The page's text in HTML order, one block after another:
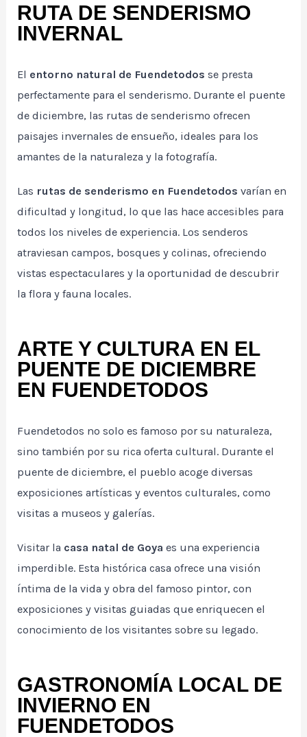
RUTA DE SENDERISMO
INVERNAL
El entorno natural de Fuendetodos se presta
perfectamente para el senderismo. Durante el puente
de diciembre, las rutas de senderismo ofrecen
paisajes invernales de ensueño, ideales para los
amantes de la naturaleza y la fotografía.
Las rutas de senderismo en Fuendetodos varían en
dificultad y longitud, lo que las hace accesibles para
todos los niveles de experiencia. Los senderos
atraviesan campos, bosques y colinas, ofreciendo
vistas espectaculares y la oportunidad de descubrir
la flora y fauna locales.
ARTE Y CULTURA EN EL
PUENTE DE DICIEMBRE
EN FUENDETODOS
Fuendetodos no solo es famoso por su naturaleza,
sino también por su rica oferta cultural. Durante el
puente de diciembre, el pueblo acoge diversas
exposiciones artísticas y eventos culturales, como
visitas a museos y galerías.
Visitar la casa natal de Goya es una experiencia
imperdible. Esta histórica casa ofrece una visión
íntima de la vida y obra del famoso pintor, con
exposiciones y visitas guiadas que enriquecen el
conocimiento de los visitantes sobre su legado.
GASTRONOMÍA LOCAL DE
INVIERNO EN
FUENDETODOS